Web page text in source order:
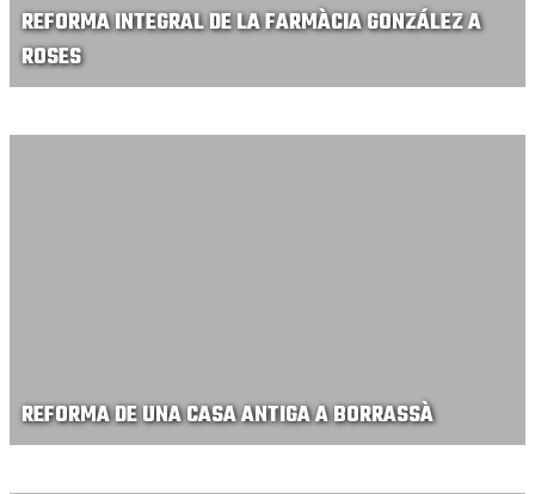
REFORMA INTEGRAL DE LA FARMÀCIA GONZÁLEZ A
ROSES
REFORMA DE UNA CASA ANTIGA A BORRASSÀ